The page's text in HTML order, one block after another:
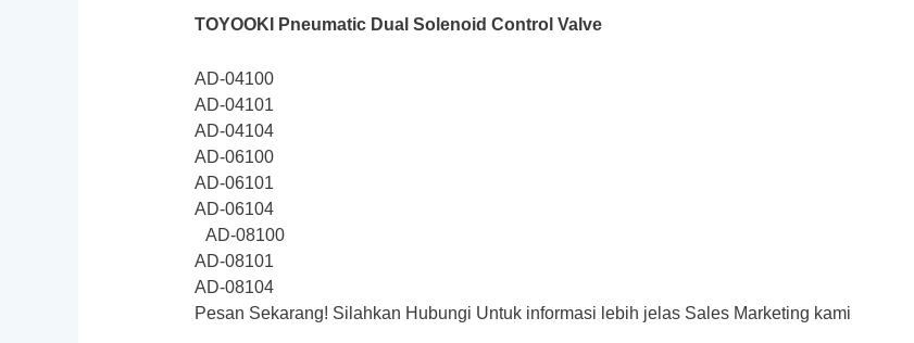
TOYOOKI Pneumatic Dual Solenoid Control Valve
AD-04100
AD-04101
AD-04104
AD-06100
AD-06101
AD-06104
AD-08100
AD-08101
AD-08104
Pesan Sekarang! Silahkan Hubungi Untuk informasi lebih jelas Sales Marketing kami